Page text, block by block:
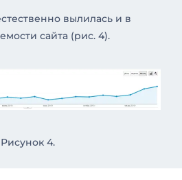
вылилась и в
сайта (рис. 4).
Рисунок 4.